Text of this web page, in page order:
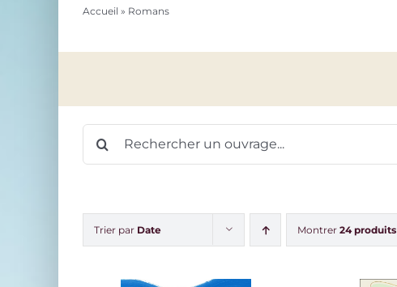
Accueil » Romans
Trier par Date Montrer 24 produits